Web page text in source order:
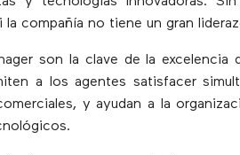
compañía no tiene un gran
son la clave de la excelencia
a los agentes satisfacer
y ayudan a la